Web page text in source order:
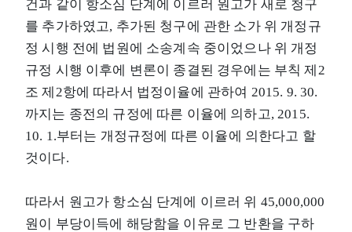
건과 같이 항소심 단계에 이르러 원고가 새로 청구
를 추가하였고, 추가된 청구에 관한 소가 위 개정규
정 시행 전에 법원에 소송계속 중이었으나 위 개정
규정 시행 이후에 변론이 종결된 경우에는 부칙 제2
조 제2항에 따라서 법정이율에 관하여 2015. 9. 30.
까지는 종전의 규정에 따른 이율에 의하고, 2015.
10. 1.부터는 개정규정에 따른 이율에 의한다고 할
것이다.
따라서 원고가 항소심 단계에 이르러 위 45,000,000
원이 부당이득에 해당함을 이유로 그 반환을 구하